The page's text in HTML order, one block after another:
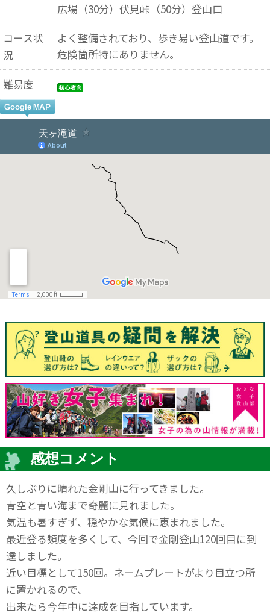
広場（30分）伏見峠（50分）登山口
コース状
況
よく整備されており、歩き易い登山道です。
危険箇所特にありません。
難易度
感想コメント
久しぶりに晴れた金剛山に行ってきました。
青空と青い海まで奇麗に見れました。
気温も暑すぎず、穏やかな気候に恵まれました。
最近登る頻度を多くして、今回で金剛登山120回目に到
達しました。
近い目標として150回。ネームプレートがより目立つ所
に置かれるので、
出来たら今年中に達成を目指しています。